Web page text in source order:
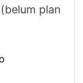
plan